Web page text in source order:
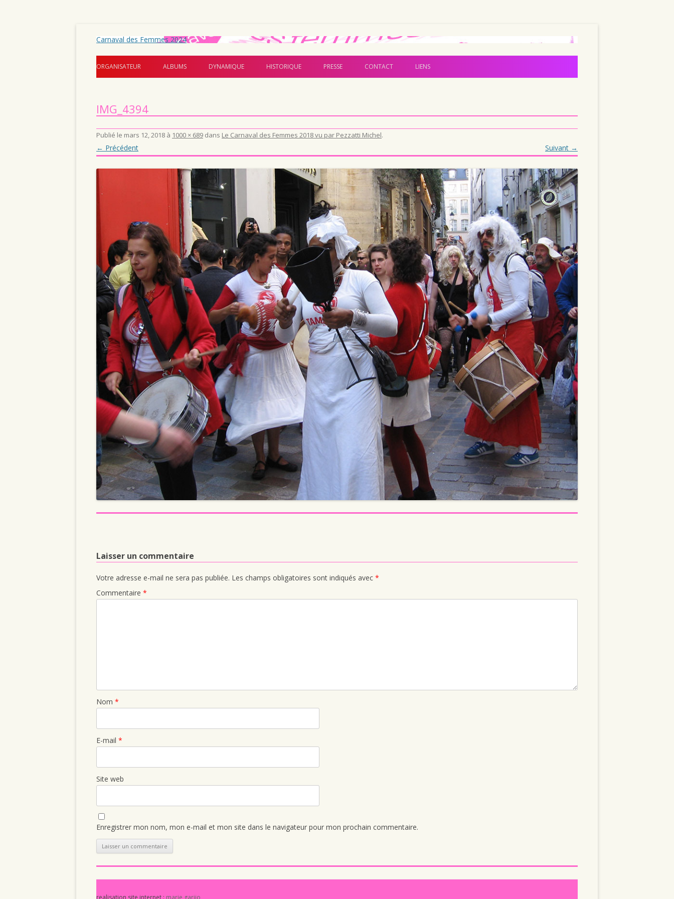
Carnaval des Femmes 2024
Aller au contenu principal
ORGANISATEUR ALBUMS DYNAMIQUE HISTORIQUE PRESSE CONTACT LIENS
IMG_4394
Publié le mars 12, 2018 à 1000 × 689 dans Le Carnaval des Femmes 2018 vu par Pezzatti Michel.
← Précédent Suivant →
Laisser un commentaire
Votre adresse e-mail ne sera pas publiée. Les champs obligatoires sont indiqués avec *
Commentaire *
Nom *
E-mail *
Site web
Enregistrer mon nom, mon e-mail et mon site dans le navigateur pour mon prochain commentaire.